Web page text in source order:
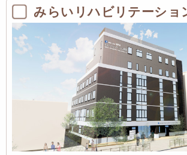
みらいリハビリテーショ